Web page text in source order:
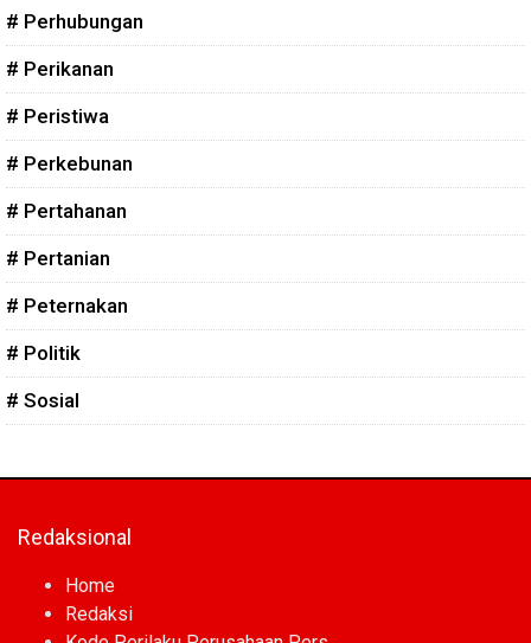
# Perhubungan
# Perikanan
# Peristiwa
# Perkebunan
# Pertahanan
# Pertanian
# Peternakan
# Politik
# Sosial
Redaksional
Home
Redaksi